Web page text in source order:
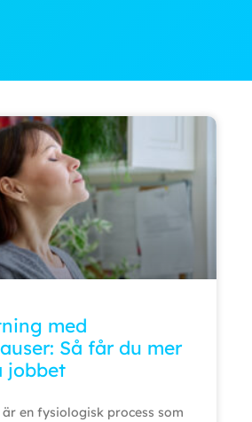
med
Så får du mer
jobbet
en fysiologisk process som